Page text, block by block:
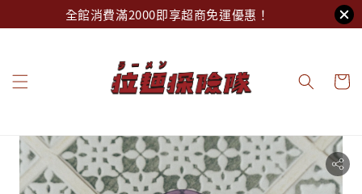
全館消費滿2000即享超商免運優惠！